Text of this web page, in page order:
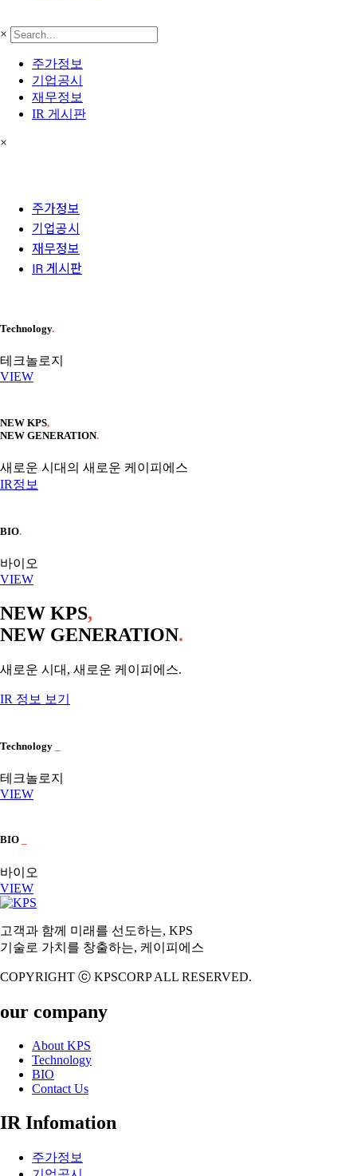
×
주가정보
기업공시
재무정보
IR 게시판
×
주가정보
기업공시
재무정보
IR 게시판
Technology.
테크놀로지
VIEW
NEW KPS,
NEW GENERATION.
새로운 시대의 새로운 케이피에스
IR정보
BIO.
바이오
VIEW
NEW KPS,
NEW GENERATION.
새로운 시대, 새로운 케이피에스.
IR 정보 보기
Technology
테크놀로지
VIEW
BIO
바이오
VIEW
고객과 함께 미래를 선도하는, KPS
기술로 가치를 창출하는, 케이피에스
COPYRIGHT ⓒ KPSCORP ALL RESERVED.
our company
About KPS
Technology
BIO
Contact Us
IR Infomation
주가정보